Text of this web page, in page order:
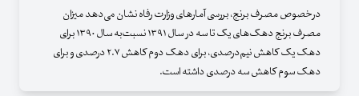
درخصوص مصرف برنج، بررسی آمارهای وزارت رفاه نشان می‌دهد میزان
مصرف برنج دهک‌های یک تا سه در سال ۱۳۹۱ نسبت‌به سال ۱۳۹۰ برای
دهک یک کاهش نیم‌درصدی، برای دهک دوم کاهش ۲.۷ درصدی و برای
دهک سوم کاهش سه درصدی داشته است.